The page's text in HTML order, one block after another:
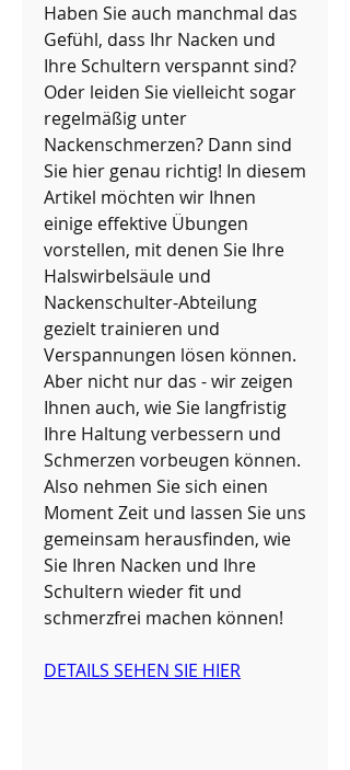
Haben Sie auch manchmal das
Gefühl, dass Ihr Nacken und
Ihre Schultern verspannt sind?
Oder leiden Sie vielleicht sogar
regelmäßig unter
Nackenschmerzen? Dann sind
Sie hier genau richtig! In diesem
Artikel möchten wir Ihnen
einige effektive Übungen
vorstellen, mit denen Sie Ihre
Halswirbelsäule und
Nackenschulter-Abteilung
gezielt trainieren und
Verspannungen lösen können.
Aber nicht nur das - wir zeigen
Ihnen auch, wie Sie langfristig
Ihre Haltung verbessern und
Schmerzen vorbeugen können.
Also nehmen Sie sich einen
Moment Zeit und lassen Sie uns
gemeinsam herausfinden, wie
Sie Ihren Nacken und Ihre
Schultern wieder fit und
schmerzfrei machen können!
DETAILS SEHEN SIE HIER